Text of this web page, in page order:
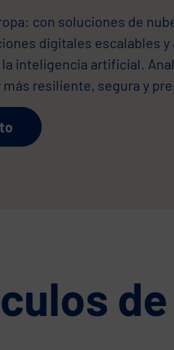
con soluciones de
digitales escalables y
inteligencia artificial.
más resiliente, segura y